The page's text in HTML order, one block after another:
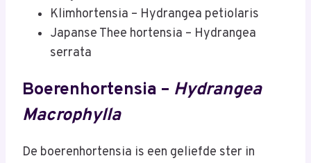
Klimhortensia – Hydrangea petiolaris
Japanse Thee hortensia – Hydrangea
serrata
Boerenhortensia – Hydrangea
Macrophylla
De boerenhortensia is een geliefde ster in